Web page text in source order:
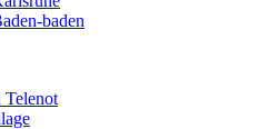
baden
Telenot